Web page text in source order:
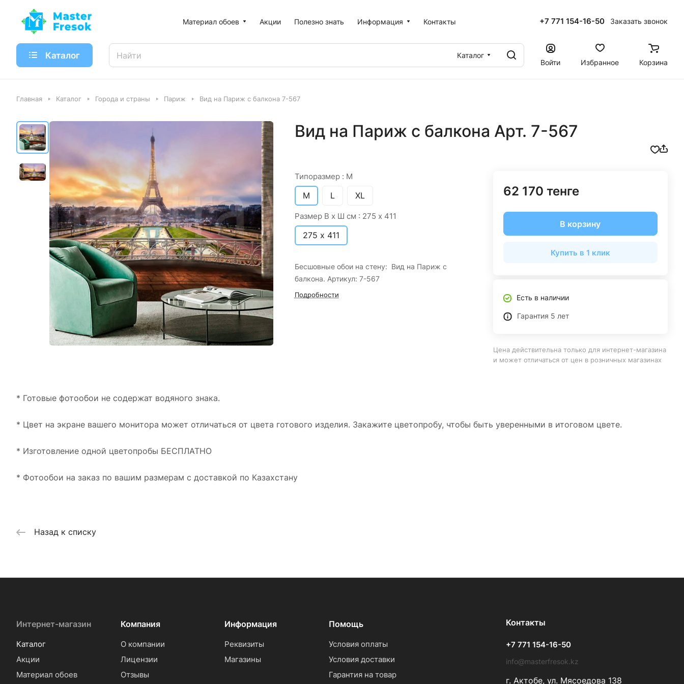
Материал обоев Акции Полезно знать Информация Контакты +7 771 154-16-50 Заказать звонок
Каталог
Каталог
Войти
Избранное Корзина
Главная Каталог Города и страны Париж Вид на Париж с балкона 7-567
Вид на Париж с балкона Арт. 7-567
Типоразмер : M
M L XL
Размер В х Ш см : 275 х 411
275 х 411
Бесшовные обои на стену: Вид на Париж с
балкона. Артикул: 7-567
Подробности
62 170 тенге
В корзину
Купить в 1 клик
Есть в наличии
Гарантия 5 лет
Цена действительна только для интернет-магазина
и может отличаться от цен в розничных магазинах
* Готовые фотообои не содержат водяного знака.
* Цвет на экране вашего монитора может отличаться от цвета готового изделия. Закажите цветопробу, чтобы быть уверенными в итоговом цвете.
* Изготовление одной цветопробы БЕСПЛАТНО
* Фотообои на заказ по вашим размерам с доставкой по Казахстану
Назад к списку
Интернет-магазин
Каталог
Акции
Материал обоев
Компания
О компании
Лицензии
Отзывы
Информация
Реквизиты
Магазины
Помощь
Условия оплаты
Условия доставки
Гарантия на товар
Контакты
+7 771 154-16-50
info@masterfresok.kz
г. Актобе, ул. Мясоедова 138